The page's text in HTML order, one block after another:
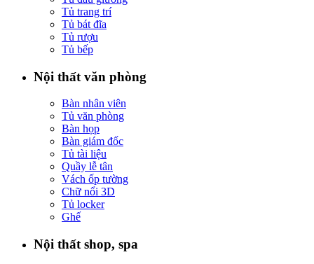
Tủ trang trí
Tủ bát đĩa
Tủ rượu
Tủ bếp
Nội thất văn phòng
Bàn nhân viên
Tủ văn phòng
Bàn họp
Bàn giám đốc
Tủ tài liệu
Quầy lễ tân
Vách ốp tường
Chữ nổi 3D
Tủ locker
Ghế
Nội thất shop, spa